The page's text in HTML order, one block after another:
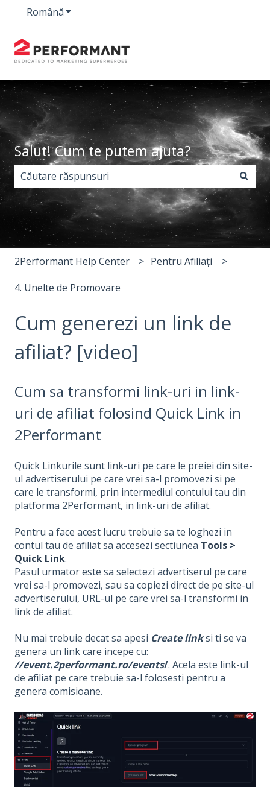
RomânăAfișare submeniu pentru traduceri
Salut! Cum te putem ajuta?
Nu există sugestii din cauză că este gol câmpul de
2Performant Help Center Pentru Afiliați
4. Unelte de Promovare
Cum generezi un link de
afiliat? [video]
Cum sa transformi link-uri in link-
uri de afiliat folosind Quick Link in
2Performant
Quick Linkurile sunt link-uri pe care le preiei din site-
ul advertiserului pe care vrei sa-l promovezi si pe
care le transformi, prin intermediul contului tau din
platforma 2Performant, in link-uri de afiliat.
Pentru a face acest lucru trebuie sa te loghezi in
contul tau de afiliat sa accesezi sectiunea Tools >
Quick Link.
Pasul urmator este sa selectezi advertiserul pe care
vrei sa-l promovezi, sau sa copiezi direct de pe site-ul
advertiserului, URL-ul pe care vrei sa-l transformi in
link de afiliat.
Nu mai trebuie decat sa apesi Create linksi ti se va
genera un link care incepe cu:
//event.2performant.ro/events/. Acela este link-ul
de afiliat pe care trebuie sa-l folosesti pentru a
genera comisioane.